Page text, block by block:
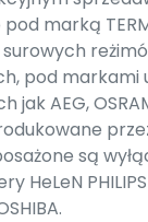
marką
surowych
pod markami
jak AEG,
są
HeLeN